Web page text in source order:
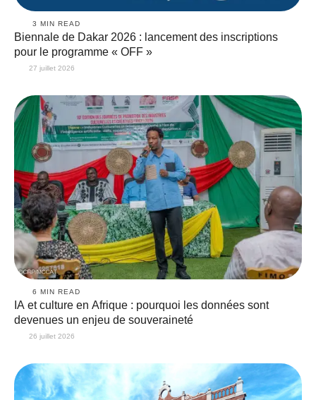
3 MIN READ
Biennale de Dakar 2026 : lancement des inscriptions
pour le programme « OFF »
27 juillet 2026
6 MIN READ
IA et culture en Afrique : pourquoi les données sont
devenues un enjeu de souveraineté
26 juillet 2026